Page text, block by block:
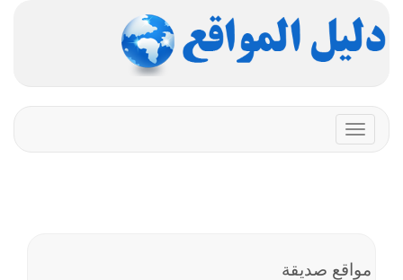
Toggle
navigation
مواقع صديقة